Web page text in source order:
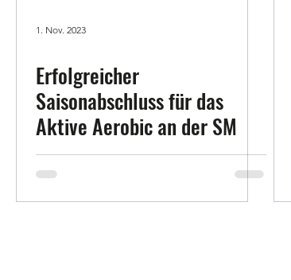
1. Nov. 2023
Erfolgreicher
Saisonabschluss für das
Aktive Aerobic an der SM